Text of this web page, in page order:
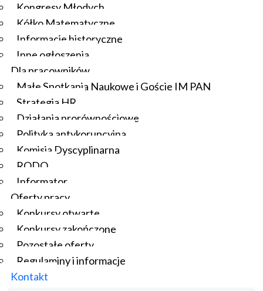
Kongresy Młodych
Kółko Matematyczne
Informacje historyczne
Inne ogłoszenia
Dla pracowników
Małe Spotkania Naukowe i Goście IM PAN
Strategia HR
Działania prorównościowe
Polityka antykorupcyjna
Komisja Dyscyplinarna
RODO
Informator
Oferty pracy
Konkursy otwarte
Konkursy zakończone
Pozostałe oferty
Regulaminy i informacje
Kontakt